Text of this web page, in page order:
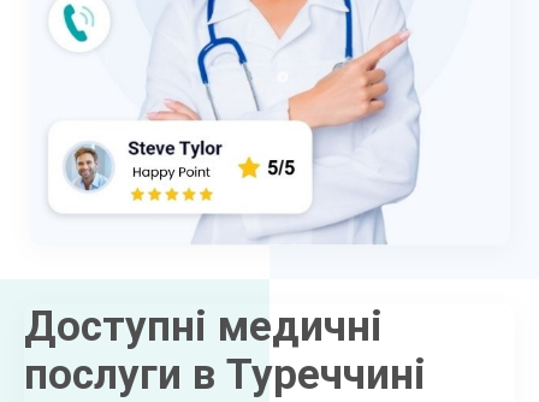
Доступні медичні
послуги в Туреччині